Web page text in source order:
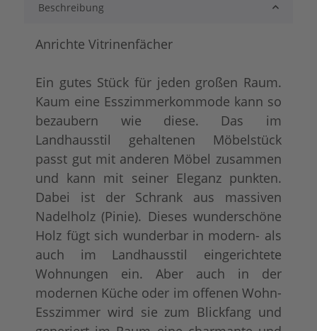
lackiert
+ 35,00 € shabby chic /
tief gebürstet
+ 280,00 € Konfigurator
+ 93,00 €
Beschreibung
Anrichte Vitrinenfächer
Ein gutes Stück für jeden großen Raum.
Kaum eine Esszimmerkommode kann so
bezaubern wie diese. Das im
Landhausstil gehaltenen Möbelstück
passt gut mit anderen Möbel zusammen
und kann mit seiner Eleganz punkten.
Dabei ist der Schrank aus massiven
Nadelholz (Pinie). Dieses wunderschöne
Holz fügt sich wunderbar in modern- als
auch im Landhausstil eingerichtete
Wohnungen ein. Aber auch in der
modernen Küche oder im offenen Wohn-
Esszimmer wird sie zum Blickfang und